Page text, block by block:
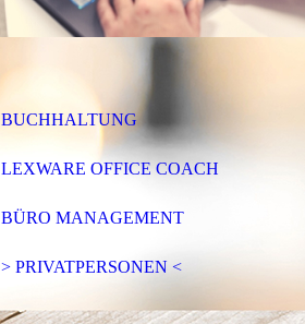
BUCHHALTUNG
LEXWARE OFFICE COACH
BÜRO MANAGEMENT
> PRIVATPERSONEN <